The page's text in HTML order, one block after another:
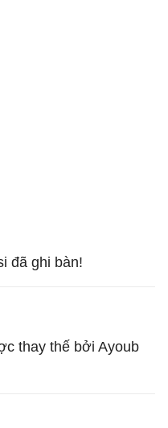
đã ghi bàn!
thay thế bởi Ayoub